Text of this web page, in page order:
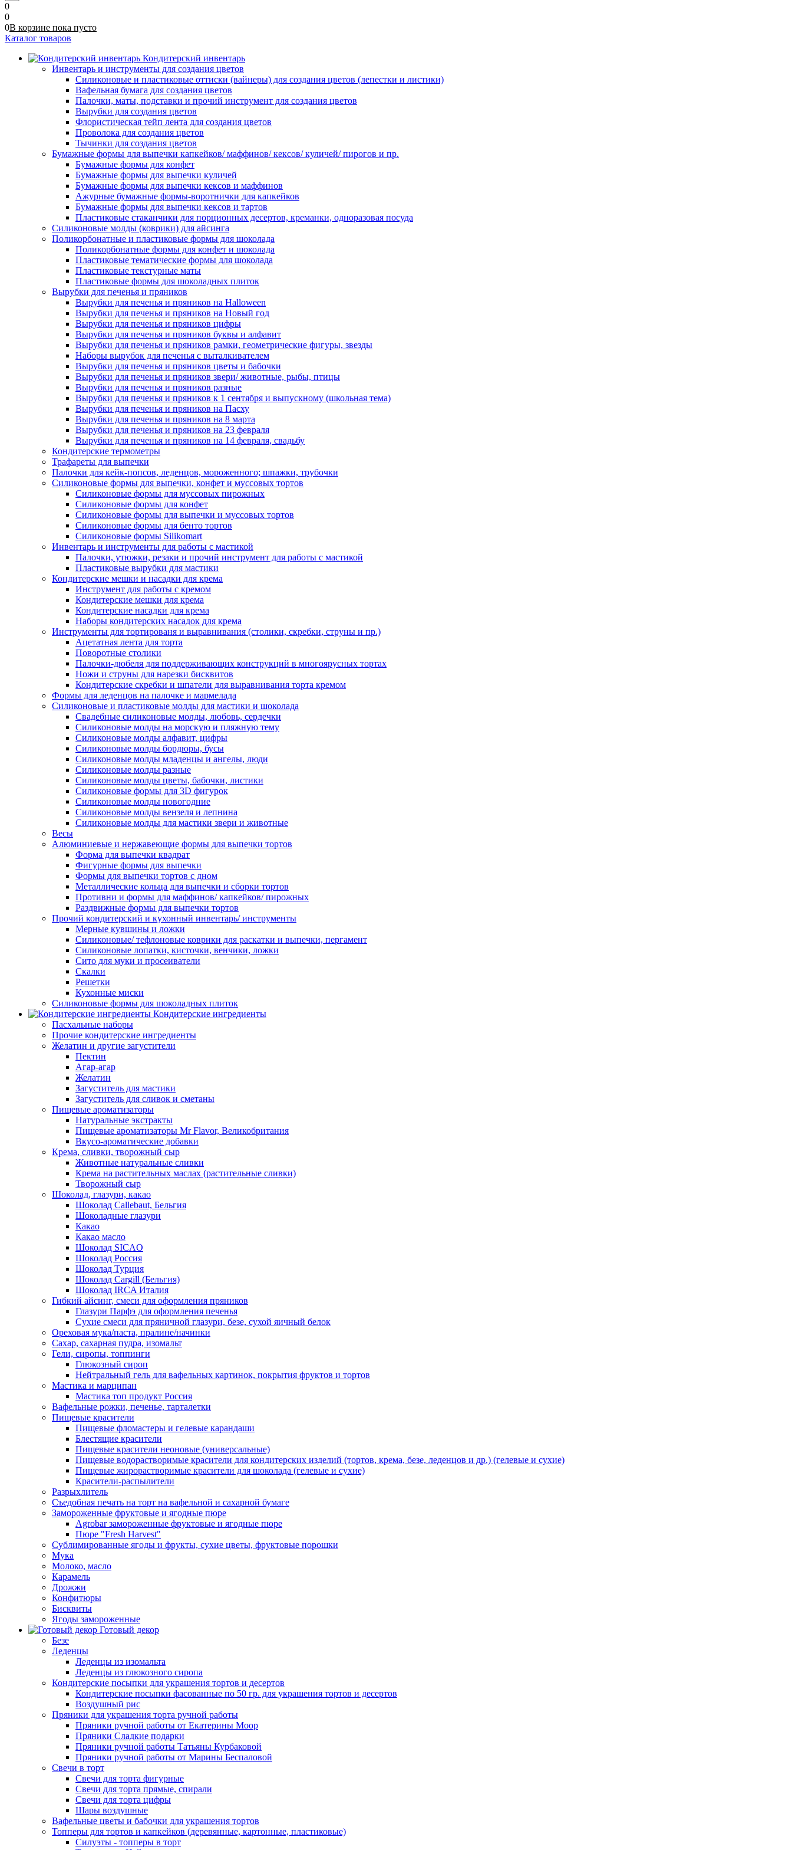
0
0
0В корзине пока пусто
Каталог товаров
Кондитерский инвентарь
Инвентарь и инструменты для создания цветов
Силиконовые и пластиковые оттиски (вайнеры) для создания цветов (лепестки и листики)
Вафельная бумага для создания цветов
Палочки, маты, подставки и прочий инструмент для создания цветов
Вырубки для создания цветов
Флористическая тейп лента для создания цветов
Проволока для создания цветов
Тычинки для создания цветов
Бумажные формы для выпечки капкейков/ маффинов/ кексов/ куличей/ пирогов и пр.
Бумажные формы для конфет
Бумажные формы для выпечки куличей
Бумажные формы для выпечки кексов и маффинов
Ажурные бумажные формы-воротнички для капкейков
Бумажные формы для выпечки кексов и тартов
Пластиковые стаканчики для порционных десертов, креманки, одноразовая посуда
Силиконовые молды (коврики) для айсинга
Поликорбонатные и пластиковые формы для шоколада
Поликорбонатные формы для конфет и шоколада
Пластиковые тематические формы для шоколада
Пластиковые текстурные маты
Пластиковые формы для шоколадных плиток
Вырубки для печенья и пряников
Вырубки для печенья и пряников на Halloween
Вырубки для печенья и пряников на Новый год
Вырубки для печенья и пряников цифры
Вырубки для печенья и пряников буквы и алфавит
Вырубки для печенья и пряников рамки, геометрические фигуры, звезды
Наборы вырубок для печенья с выталкивателем
Вырубки для печенья и пряников цветы и бабочки
Вырубки для печенья и пряников звери/ животные, рыбы, птицы
Вырубки для печенья и пряников разные
Вырубки для печенья и пряников к 1 сентября и выпускному (школьная тема)
Вырубки для печенья и пряников на Пасху
Вырубки для печенья и пряников на 8 марта
Вырубки для печенья и пряников на 23 февраля
Вырубки для печенья и пряников на 14 февраля, свадьбу
Кондитерские термометры
Трафареты для выпечки
Палочки для кейк-попсов, леденцов, мороженного; шпажки, трубочки
Силиконовые формы для выпечки, конфет и муссовых тортов
Силиконовые формы для муссовых пирожных
Силиконовые формы для конфет
Силиконовые формы для выпечки и муссовых тортов
Силиконовые формы для бенто тортов
Силиконовые формы Silikomart
Инвентарь и инструменты для работы с мастикой
Палочки, утюжки, резаки и прочий инструмент для работы с мастикой
Пластиковые вырубки для мастики
Кондитерские мешки и насадки для крема
Инструмент для работы с кремом
Кондитерские мешки для крема
Кондитерские насадки для крема
Наборы кондитерских насадок для крема
Инструменты для тортированя и выравнивания (столики, скребки, струны и пр.)
Ацетатная лента для торта
Поворотные столики
Палочки-дюбеля для поддерживающих конструкций в многоярусных тортах
Ножи и струны для нарезки бисквитов
Кондитерские скребки и шпатели для выравнивания торта кремом
Формы для леденцов на палочке и мармелада
Силиконовые и пластиковые молды для мастики и шоколада
Свадебные силиконовые молды, любовь, сердечки
Силиконовые молды на морскую и пляжную тему
Силиконовые молды алфавит, цифры
Силиконовые молды бордюры, бусы
Силиконовые молды младенцы и ангелы, люди
Силиконовые молды разные
Силиконовые молды цветы, бабочки, листики
Силиконовые формы для 3D фигурок
Силиконовые молды новогодние
Силиконовые молды вензеля и лепнина
Силиконовые молды для мастики звери и животные
Весы
Алюминиевые и нержавеющие формы для выпечки тортов
Форма для выпечки квадрат
Фигурные формы для выпечки
Формы для выпечки тортов с дном
Металлические кольца для выпечки и сборки тортов
Противни и формы для маффинов/ капкейков/ пирожных
Раздвижные формы для выпечки тортов
Прочий кондитерский и кухонный инвентарь/ инструменты
Мерные кувшины и ложки
Силиконовые/ тефлоновые коврики для раскатки и выпечки, пергамент
Силиконовые лопатки, кисточки, венчики, ложки
Сито для муки и просеиватели
Скалки
Решетки
Кухонные миски
Силиконовые формы для шоколадных плиток
Кондитерские ингредиенты
Пасхальные наборы
Прочие кондитерские ингредиенты
Желатин и другие загустители
Пектин
Агар-агар
Желатин
Загуститель для мастики
Загуститель для сливок и сметаны
Пищевые ароматизаторы
Натуральные экстракты
Пищевые ароматизаторы Mr Flavor, Великобритания
Вкусо-ароматические добавки
Крема, сливки, творожный сыр
Животные натуральные сливки
Крема на растительных маслах (растительные сливки)
Творожный сыр
Шоколад, глазури, какао
Шоколад Callebaut, Бельгия
Шоколадные глазури
Какао
Какао масло
Шоколад SICAO
Шоколад Россия
Шоколад Турция
Шоколад Cargill (Бельгия)
Шоколад IRCA Италия
Гибкий айсинг, смеси для оформления пряников
Глазури Парфэ для оформления печенья
Сухие смеси для пряничной глазури, безе, сухой яичный белок
Ореховая мука/паста, пралине/начинки
Сахар, сахарная пудра, изомальт
Гели, сиропы, топпинги
Глюкозный сироп
Нейтральный гель для вафельных картинок, покрытия фруктов и тортов
Мастика и марципан
Мастика топ продукт Россия
Вафельные рожки, печенье, тарталетки
Пищевые красители
Пищевые фломастеры и гелевые карандаши
Блестящие красители
Пищевые красители неоновые (универсальные)
Пищевые водорастворимые красители для кондитерских изделий (тортов, крема, безе, леденцов и др.) (гелевые и сухие)
Пищевые жирорастворимые красители для шоколада (гелевые и сухие)
Красители-распылители
Разрыхлитель
Съедобная печать на торт на вафельной и сахарной бумаге
Замороженные фруктовые и ягодные пюре
Agrobar замороженные фруктовые и ягодные пюре
Пюре "Fresh Harvest"
Сублимированные ягоды и фрукты, сухие цветы, фруктовые порошки
Мука
Молоко, масло
Карамель
Дрожжи
Конфитюры
Бисквиты
Ягоды замороженные
Готовый декор
Безе
Леденцы
Леденцы из изомальта
Леденцы из глюкозного сиропа
Кондитерские посыпки для украшения тортов и десертов
Кондитерские посыпки фасованные по 50 гр. для украшения тортов и десертов
Воздушный рис
Пряники для украшения торта ручной работы
Пряники ручной работы от Екатерины Моор
Пряники Сладкие подарки
Пряники ручной работы Татьяны Курбаковой
Пряники ручной работы от Марины Беспаловой
Свечи в торт
Свечи для торта фигурные
Свечи для торта прямые, спирали
Свечи для торта цифры
Шары воздушные
Вафельные цветы и бабочки для украшения тортов
Топперы для тортов и капкейков (деревянные, картонные, пластиковые)
Силуэты - топперы в торт